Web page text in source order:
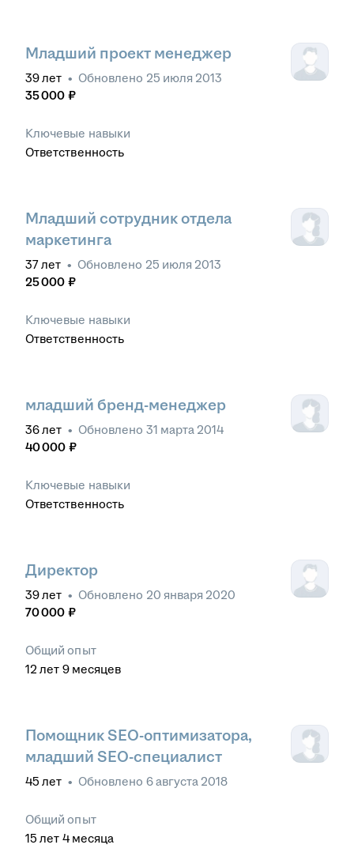
Младший проект менеджер
39лет • Обновлено 25 июля 2013
35 000 ₽
Ключевые навыки
Ответственность
Младший сотрудник отдела
маркетинга
37лет • Обновлено 25 июля 2013
25 000 ₽
Ключевые навыки
Ответственность
младший бренд-менеджер
36лет • Обновлено 31 марта 2014
40 000 ₽
Ключевые навыки
Ответственность
Директор
39лет • Обновлено 20 января 2020
70 000 ₽
Общий опыт
12 лет 9 месяцев
Помощник SEO-оптимизатора,
младший SEO-специалист
45 лет • Обновлено 6 августа 2018
Общий опыт
15 лет 4 месяца